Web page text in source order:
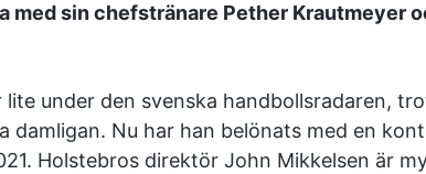
med sin chefstränare Pether Krautmeyer
lite under den svenska handbollsradaren,
damligan. Nu har han belönats med en
Holstebros direktör John Mikkelsen är